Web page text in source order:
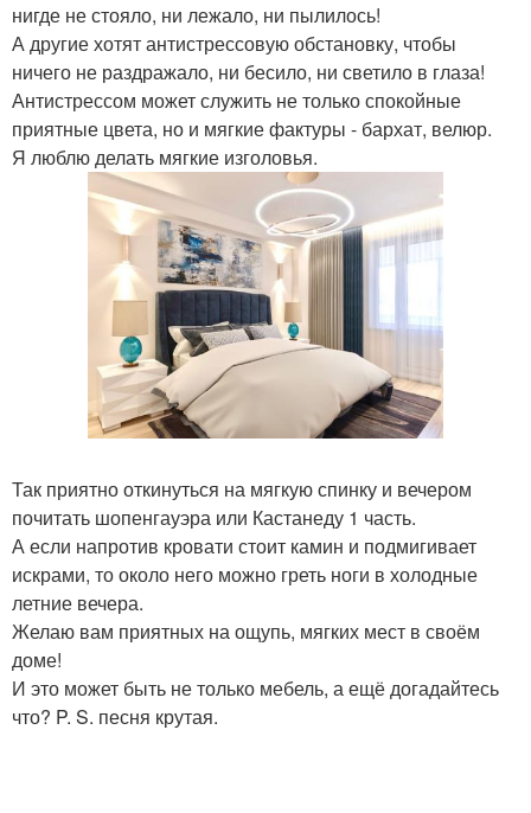
нигде не стояло, ни лежало, ни пылилось!
А другие хотят антистрессовую обстановку, чтобы
ничего не раздражало, ни бесило, ни светило в глаза!
Антистрессом может служить не только спокойные
приятные цвета, но и мягкие фактуры - бархат, велюр.
Я люблю делать мягкие изголовья.
Так приятно откинуться на мягкую спинку и вечером
почитать шопенгауэра или Кастанеду 1 часть.
А если напротив кровати стоит камин и подмигивает
искрами, то около него можно греть ноги в холодные
летние вечера.
Желаю вам приятных на ощупь, мягких мест в своём
доме!
И это может быть не только мебель, а ещё догадайтесь
что? P. S. песня крутая.